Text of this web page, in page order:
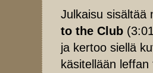
Julkaisu sisältää
to the Club
ja kertoo siellä
käsitellään